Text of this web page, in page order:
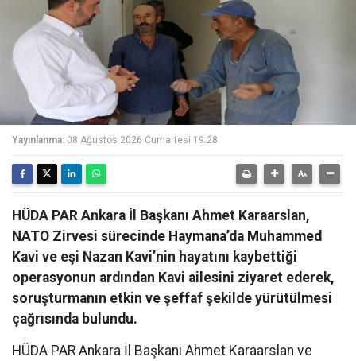
Yayınlanma: 08 Ağustos 2026 Cumartesi 19:28
HÜDA PAR Ankara İl Başkanı Ahmet Karaarslan,
NATO Zirvesi sürecinde Haymana’da Muhammed
Kavi ve eşi Nazan Kavi’nin hayatını kaybettiği
operasyonun ardından Kavi ailesini ziyaret ederek,
soruşturmanın etkin ve şeffaf şekilde yürütülmesi
çağrısında bulundu.
HÜDA PAR Ankara İl Başkanı Ahmet Karaarslan ve